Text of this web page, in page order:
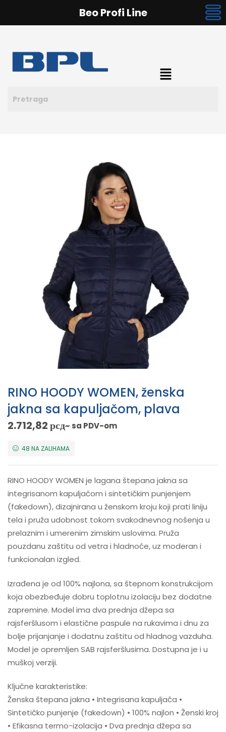
RINO HOODY WOMEN, ženska
jakna sa kapuljačom, plava
2.712,82рсд~ sa PDV-om
48 NA ZALIHAMA
RINO HOODY WOMEN je lagana štepana jakna sa
integrisanom kapuljačom i sintetičkim punjenjem
(fakedown), dizajnirana u ženskom kroju koji prati liniju
tela i pruža udobnost tokom svakodnevnog nošenja u
prelaznim i umerenim zimskim uslovima. Pruža
pouzdanu zaštitu od vetra i hladnoće, uz moderan i
funkcionalan izgled.
Izrađena je od 100% najlona, sa štepnom konstrukcijom
koja obezbeđuje dobru toplotnu izolaciju bez dodatne
zapremine. Model ima dva prednja džepa sa
rajsferšlusom i elastične paspule na rukavima i dnu za
bolje prijanjanje i dodatnu zaštitu od hladnog vazduha.
Model je opremljen SAB rajsferšlusima. Dostupna je i u
muškoj verziji.
Ključne karakteristike:
Ženska štepana jakna • Integrisana kapuljača •
Sintetičko punjenje (fakedown) • 100% najlon • Ženski kroj
• Efikasna termo-izolacija • Dva prednja džepa sa
Beo Profi Line